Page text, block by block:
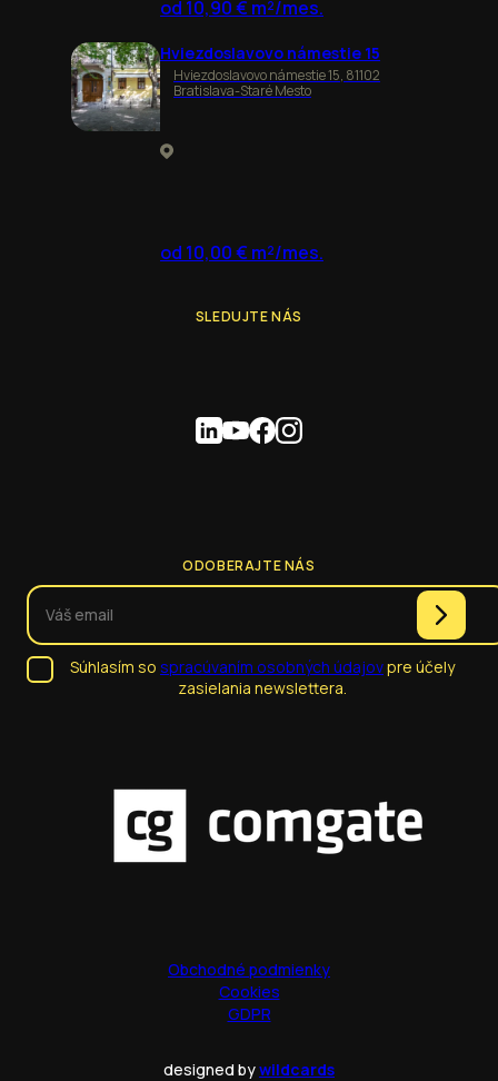
od 10,90 € m²/mes.
Hviezdoslavovo námestie 15
Hviezdoslavovo námestie 15, 81102
Bratislava-Staré Mesto
od 10,00 € m²/mes.
SLEDUJTE NÁS
ODOBERAJTE NÁS
Súhlasím so spracúvaním osobných údajovpre účely
zasielania newslettera.
Obchodné podmienky
Cookies
GDPR
designed bywildcards